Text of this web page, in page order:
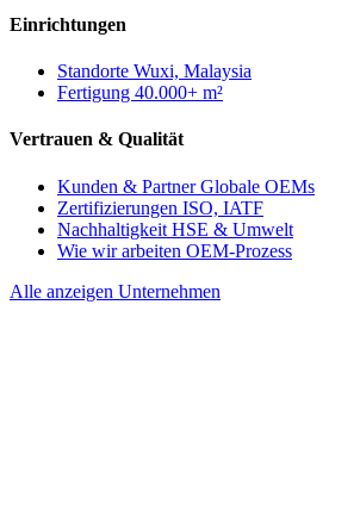
Einrichtungen
Standorte Wuxi, Malaysia
Fertigung 40.000+ m²
Vertrauen & Qualität
Kunden & PartnerGlobale OEMs
Zertifizierungen ISO, IATF
Nachhaltigkeit HSE & Umwelt
Wie wir arbeiten OEM-Prozess
Alle anzeigen Unternehmen